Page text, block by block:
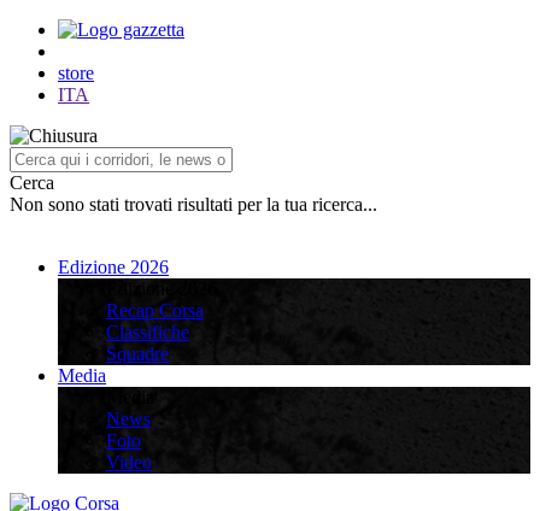
store
ITA
Cerca
Non sono stati trovati risultati per la tua ricerca...
Edizione 2026
Recap Corsa
Classifiche
Squadre
Media
News
Foto
Video